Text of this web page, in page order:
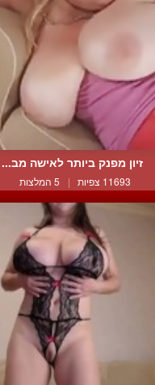
זיון מפנק ביותר לאישה מב...
11693 צפיות | 5 המלצות